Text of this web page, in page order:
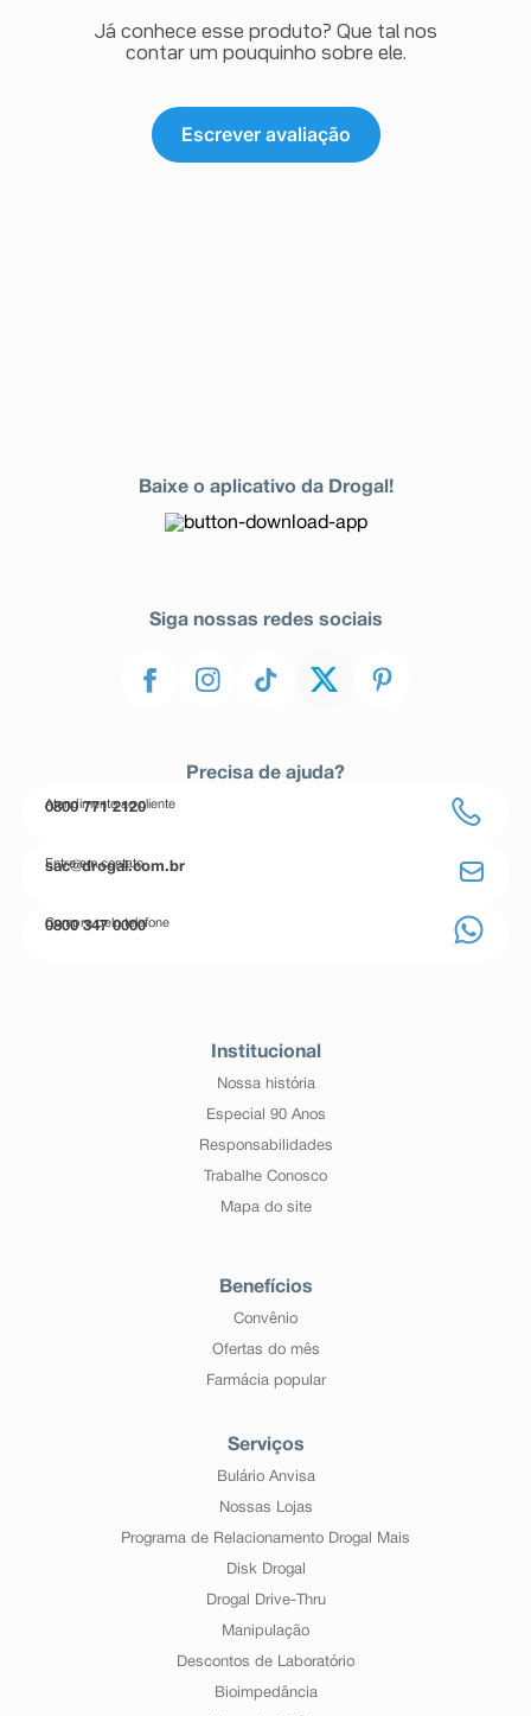
Já conhece esse produto? Que tal nos
contar um pouquinho sobre ele.
Escrever avaliação
Baixe o aplicativo da Drogal!
Siga nossas redes sociais
Precisa de ajuda?
Atendimento ao cliente
0800 771 2120
Entre em contato
sac@drogal.com.br
Compre pelo telefone
0800 347 0000
Institucional
Nossa história
Especial 90 Anos
Responsabilidades
Trabalhe Conosco
Mapa do site
Benefícios
Convênio
Ofertas do mês
Farmácia popular
Serviços
Bulário Anvisa
Nossas Lojas
Programa de Relacionamento Drogal Mais
Disk Drogal
Drogal Drive-Thru
Manipulação
Descontos de Laboratório
Bioimpedância